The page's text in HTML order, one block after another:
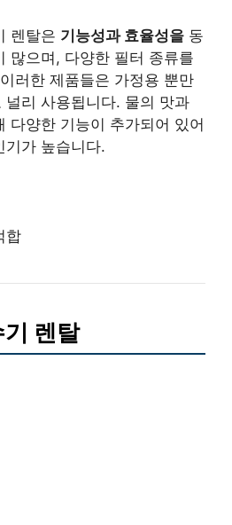
렌탈은 기능성과 효율성을 동
많으며, 다양한 필터 종류를
러한 제품들은 가정용 뿐만
널리 사용됩니다. 물의 맛과
다양한 기능이 추가되어 있어
기가 높습니다.
합
렌탈